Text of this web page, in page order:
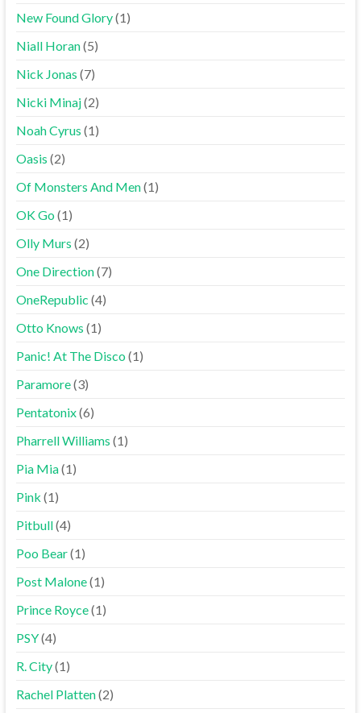
New Found Glory(1)
Niall Horan(5)
Nick Jonas (7)
Nicki Minaj(2)
Noah Cyrus (1)
Oasis (2)
Of Monsters And Men(1)
OK Go(1)
Olly Murs (2)
One Direction(7)
OneRepublic (4)
Otto Knows (1)
Panic! At The Disco(1)
Paramore(3)
Pentatonix(6)
Pharrell Williams (1)
Pia Mia(1)
Pink (1)
Pitbull(4)
Poo Bear(1)
Post Malone(1)
Prince Royce(1)
PSY(4)
R. City(1)
Rachel Platten(2)